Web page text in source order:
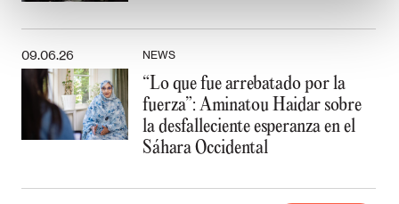
09.06.26 NEWS
“Lo que fue arrebatado por la
fuerza”: Aminatou Haidar sobre
la desfalleciente esperanza en el
Sáhara Occidental